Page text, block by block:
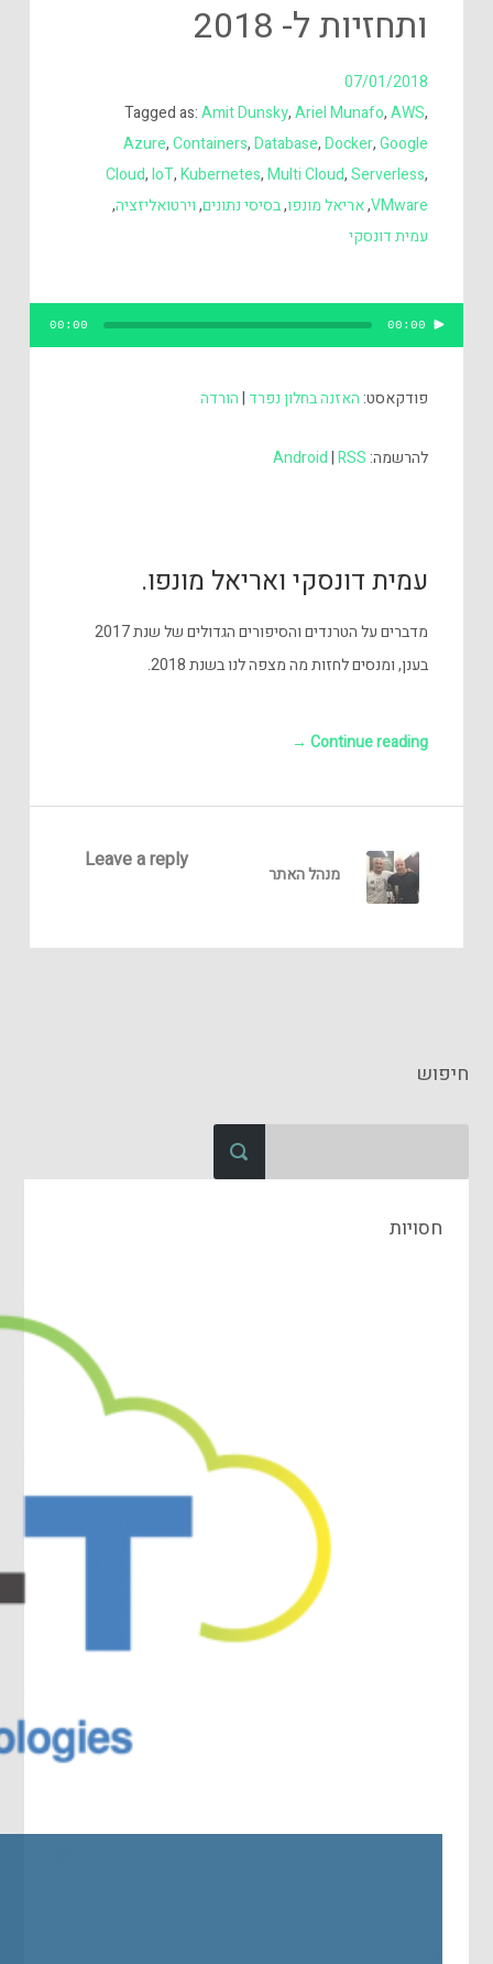
ותחזיות ל- 2018
07/01/2018
Tagged as:Amit Dunsky,Ariel Munafo,AWS,
Azure,Containers,Database,Docker,Google
Cloud,IoT,Kubernetes,Multi Cloud,Serverless,
VMware
,אריאל מונפו,בסיסי נתונים,וירטואליזציה,
עמית דונסקי
00:00
00:00
פודקאסט: האזנה בחלון נפרד |הורדה
להרשמה: Android|RSS
עמית דונסקי ואריאל מונפו.
מדברים על הטרנדים והסיפורים הגדולים של שנת 2017
בענן, ומנסים לחזות מה מצפה לנו בשנת 2018.
Continue reading
→
Leave a reply
מנהל האתר
חיפוש
חסויות